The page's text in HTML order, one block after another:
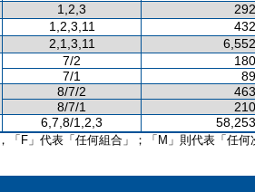
1,2,3
1,2,3,11
2,1,3,11
7/2
7/1
8/7/2
8/7/1
6,7,8/1,2,3
「F」代表「任何組合」；「M」則代表「任何